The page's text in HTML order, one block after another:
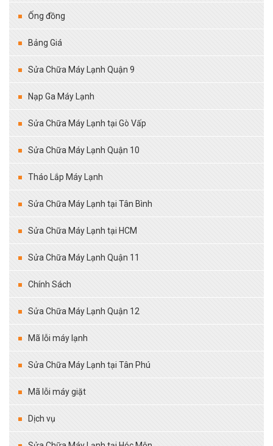
Ống đồng
Bảng Giá
Sửa Chữa Máy Lạnh Quận 9
Nạp Ga Máy Lạnh
Sửa Chữa Máy Lạnh tại Gò Vấp
Sửa Chữa Máy Lạnh Quận 10
Tháo Lắp Máy Lạnh
Sửa Chữa Máy Lạnh tại Tân Bình
Sửa Chữa Máy Lạnh tại HCM
Sửa Chữa Máy Lạnh Quận 11
Chính Sách
Sửa Chữa Máy Lạnh Quận 12
Mã lỗi máy lạnh
Sửa Chữa Máy Lạnh tại Tân Phú
Mã lỗi máy giặt
Dịch vụ